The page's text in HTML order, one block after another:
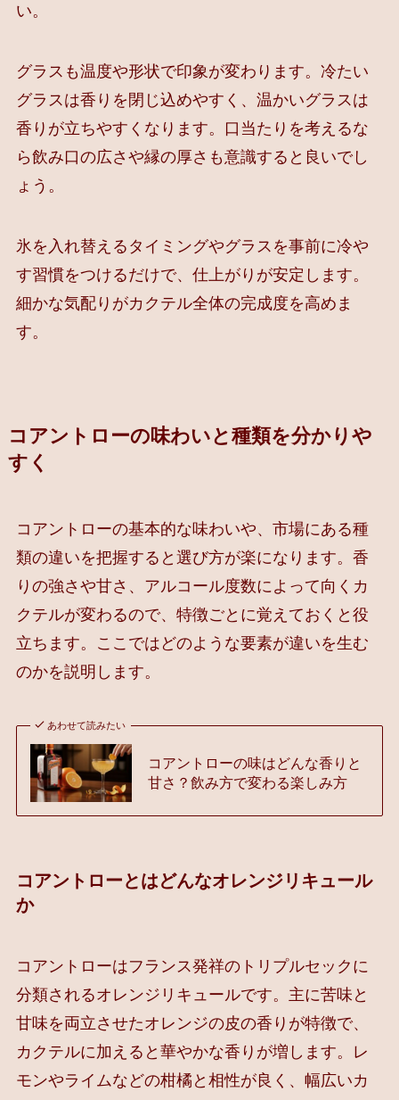
い。
グラスも温度や形状で印象が変わります。冷たい
グラスは香りを閉じ込めやすく、温かいグラスは
香りが立ちやすくなります。口当たりを考えるな
ら飲み口の広さや縁の厚さも意識すると良いでし
ょう。
氷を入れ替えるタイミングやグラスを事前に冷や
す習慣をつけるだけで、仕上がりが安定します。
細かな気配りがカクテル全体の完成度を高めま
す。
コアントローの味わいと種類を分かりや
すく
コアントローの基本的な味わいや、市場にある種
類の違いを把握すると選び方が楽になります。香
りの強さや甘さ、アルコール度数によって向くカ
クテルが変わるので、特徴ごとに覚えておくと役
立ちます。ここではどのような要素が違いを生む
のかを説明します。
あわせて読みたい
コアントローの味はどんな香りと
甘さ？飲み方で変わる楽しみ方
コアントローとはどんなオレンジリキュール
か
コアントローはフランス発祥のトリプルセックに
分類されるオレンジリキュールです。主に苦味と
甘味を両立させたオレンジの皮の香りが特徴で、
カクテルに加えると華やかな香りが増します。レ
モンやライムなどの柑橘と相性が良く、幅広いカ